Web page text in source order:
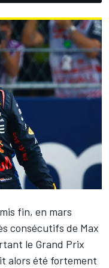
fin, en mars
consécutifs de Max
le Grand Prix
alors été fortement